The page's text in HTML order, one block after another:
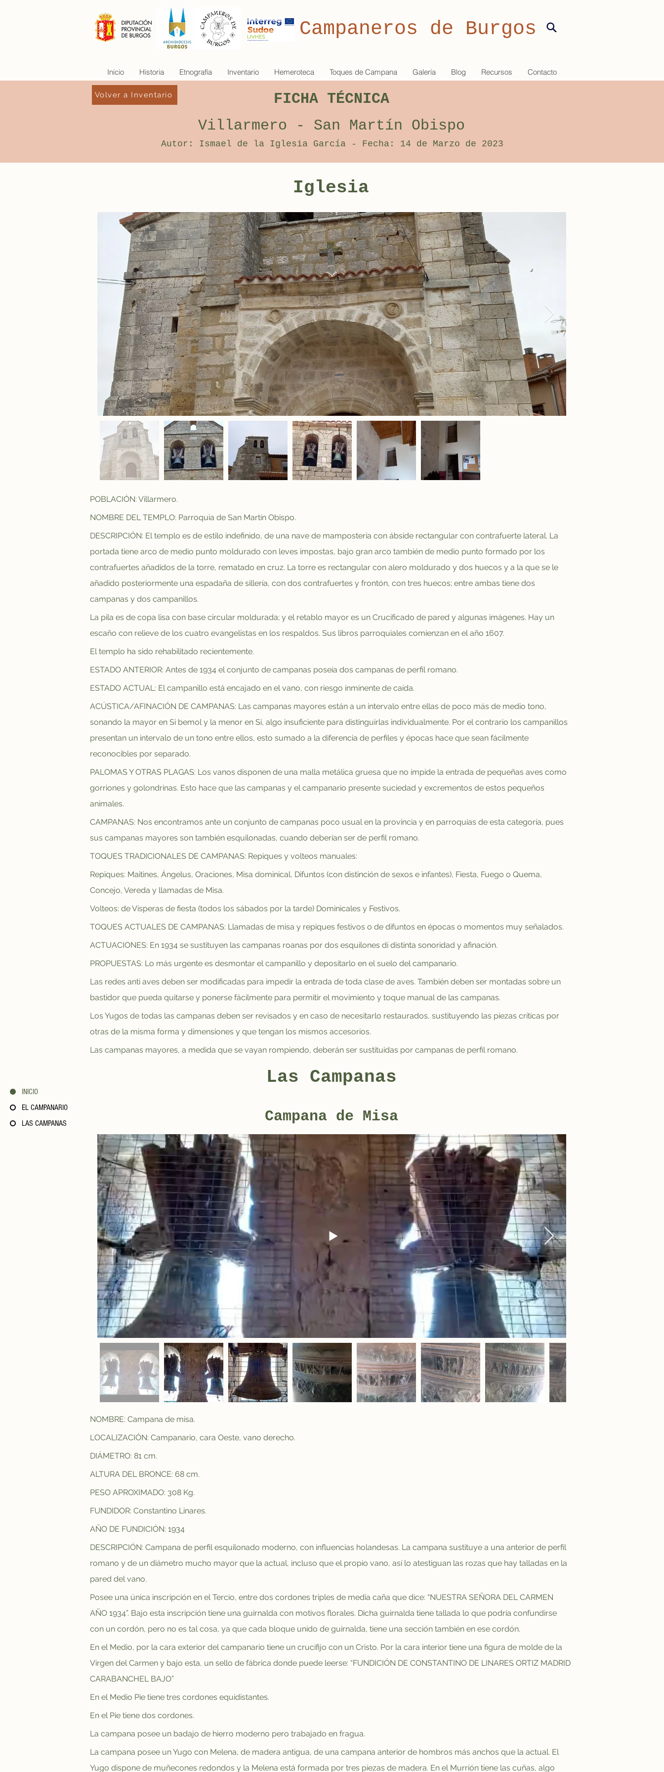
Campaneros de Burgos
Inicio Historia Etnografía Inventario Hemeroteca Toques de Campana Galería Blog Recursos Contacto
INICIO
EL CAMPANARIO
LAS CAMPANAS
Volver a Inventario
Villarmero - San Martín Obispo
Autor: Ismael de la Iglesia García - Fecha: 14 de Marzo de 2023
Iglesia
FICHA TÉCNICA
POBLACIÓN: Villarmero.
NOMBRE DEL TEMPLO: Parroquia de San Martín Obispo.
DESCRIPCIÓN: El templo es de estilo indefinido, de una nave de mampostería con ábside rectangular con contrafuerte lateral. La
portada tiene arco de medio punto moldurado con leves impostas, bajo gran arco también de medio punto formado por los
contrafuertes añadidos de la torre, rematado en cruz. La torre es rectangular con alero moldurado y dos huecos y a la que se le
añadido posteriormente una espadaña de sillería, con dos contrafuertes y frontón, con tres huecos; entre ambas tiene dos
campanas y dos campanillos.
La pila es de copa lisa con base circular moldurada; y el retablo mayor es un Crucificado de pared y algunas imágenes. Hay un
escaño con relieve de los cuatro evangelistas en los respaldos. Sus libros parroquiales comienzan en el año 1607.
El templo ha sido rehabilitado recientemente.
ESTADO ANTERIOR: Antes de 1934 el conjunto de campanas poseía dos campanas de perfil romano.
ESTADO ACTUAL: El campanillo está encajado en el vano, con riesgo inminente de caída.
ACÚSTICA/AFINACIÓN DE CAMPANAS: Las campanas mayores están a un intervalo entre ellas de poco más de medio tono,
sonando la mayor en Si bemol y la menor en Si, algo insuficiente para distinguirlas individualmente. Por el contrario los campanillos
presentan un intervalo de un tono entre ellos, esto sumado a la diferencia de perfiles y épocas hace que sean fácilmente
reconocibles por separado.
PALOMAS Y OTRAS PLAGAS: Los vanos disponen de una malla metálica gruesa que no impide la entrada de pequeñas aves como
gorriones y golondrinas. Esto hace que las campanas y el campanario presente suciedad y excrementos de estos pequeños
animales.
CAMPANAS: Nos encontramos ante un conjunto de campanas poco usual en la provincia y en parroquias de esta categoría, pues
sus campanas mayores son también esquilonadas, cuando deberían ser de perfil romano.
TOQUES TRADICIONALES DE CAMPANAS: Repiques y volteos manuales:
Repiques: Maitines, Ángelus, Oraciones, Misa dominical, Difuntos (con distinción de sexos e infantes), Fiesta, Fuego o Quema,
Concejo, Vereda y llamadas de Misa.
Volteos: de Vísperas de fiesta (todos los sábados por la tarde) Dominicales y Festivos.
TOQUES ACTUALES DE CAMPANAS: Llamadas de misa y repiques festivos o de difuntos en épocas o momentos muy señalados.
ACTUACIONES: En 1934 se sustituyen las campanas roanas por dos esquilones di distinta sonoridad y afinación.
PROPUESTAS: Lo más urgente es desmontar el campanillo y depositarlo en el suelo del campanario.
Las redes anti aves deben ser modificadas para impedir la entrada de toda clase de aves. También deben ser montadas sobre un
bastidor que pueda quitarse y ponerse fácilmente para permitir el movimiento y toque manual de las campanas.
Los Yugos de todas las campanas deben ser revisados y en caso de necesitarlo restaurados, sustituyendo las piezas críticas por
otras de la misma forma y dimensiones y que tengan los mismos accesorios.
Las campanas mayores, a medida que se vayan rompiendo, deberán ser sustituidas por campanas de perfil romano.
Las Campanas
Campana de Misa
NOMBRE: Campana de misa.
LOCALIZACIÓN: Campanario, cara Oeste, vano derecho.
DIÁMETRO: 81 cm.
ALTURA DEL BRONCE: 68 cm.
PESO APROXIMADO: 308 Kg.
FUNDIDOR: Constantino Linares.
AÑO DE FUNDICIÓN: 1934
DESCRIPCIÓN: Campana de perfil esquilonado moderno, con influencias holandesas. La campana sustituye a una anterior de perfil
romano y de un diámetro mucho mayor que la actual, incluso que el propio vano, así lo atestiguan las rozas que hay talladas en la
pared del vano.
Posee una única inscripción en el Tercio, entre dos cordones triples de media caña que dice: “NUESTRA SEÑORA DEL CARMEN
AÑO 1934”. Bajo esta inscripción tiene una guirnalda con motivos florales. Dicha guirnalda tiene tallada lo que podría confundirse
con un cordón, pero no es tal cosa, ya que cada bloque unido de guirnalda, tiene una sección también en ese cordón.
En el Medio, por la cara exterior del campanario tiene un crucifijo con un Cristo. Por la cara interior tiene una figura de molde de la
Virgen del Carmen y bajo esta, un sello de fábrica donde puede leerse: “FUNDICIÓN DE CONSTANTINO DE LINARES ORTIZ MADRID
CARABANCHEL BAJO”
En el Medio Pie tiene tres cordones equidistantes.
En el Pie tiene dos cordones.
La campana posee un badajo de hierro moderno pero trabajado en fragua.
La campana posee un Yugo con Melena, de madera antigua, de una campana anterior de hombros más anchos que la actual. El
Yugo dispone de muñecones redondos y la Melena está formada por tres piezas de madera. En el Murrión tiene las cuñas, algo